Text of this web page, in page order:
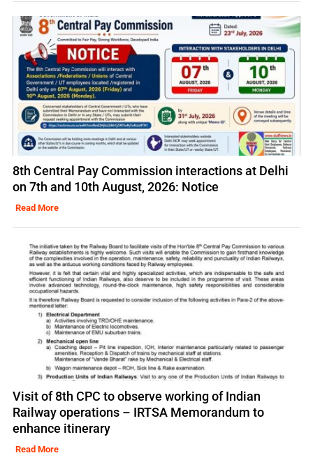
8th Central Pay Commission interactions at Delhi
on 7th and 10th August, 2026: Notice
Read More
Visit of 8th CPC to observe working of Indian
Railway operations – IRTSA Memorandum to
enhance itinerary
Read More